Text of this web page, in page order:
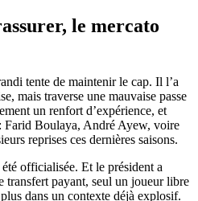
le mercato
tente de maintenir le cap. Il l’a
mais traverse une mauvaise passe
un renfort d’expérience, et
Farid Boulaya, André Ayew, voire
reprises ces dernières saisons.
officialisée. Et le président a
transfert payant, seul un joueur libre
dans un contexte déjà explosif.